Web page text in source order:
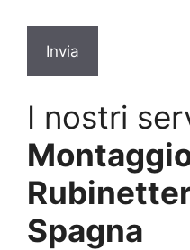
I nostri
Spagna